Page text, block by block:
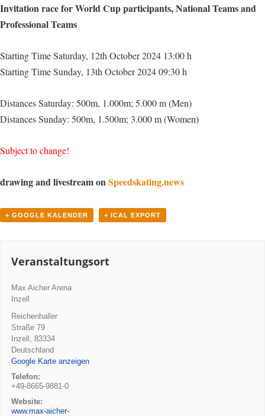
Invitation race for World Cup participants, National Teams and
Professional Teams
Starting Time Saturday, 12th October 2024 13:00 h
Starting Time Sunday, 13th October 2024 09:30 h
Distances Saturday: 500m, 1.000m; 5.000 m (Men)
Distances Sunday: 500m, 1.500m; 3.000 m (Women)
Subject to change!
drawing and livestream onSpeedskating.news
+ GOOGLE KALENDER + ICAL EXPORT
Veranstaltungsort
Max Aicher Arena
Inzell
Reichenhaller
Straße 79
Inzell 83334
Deutschland
Google Karte anzeigen
Telefon:
+49-8665-9881-0
Website:
www.max-aicher-